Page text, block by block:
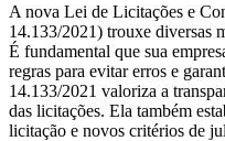
A nova Lei de Licitações e
14.133/2021) trouxe diversas
É fundamental que sua
regras para evitar erros e
14.133/2021 valoriza a
das licitações. Ela também
licitação e novos critérios de